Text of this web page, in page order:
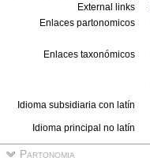
External links
Enlaces partonomicos
Enlaces taxonómicos
Idioma subsidiaria con latín
Idioma principal no latín
Partonomia